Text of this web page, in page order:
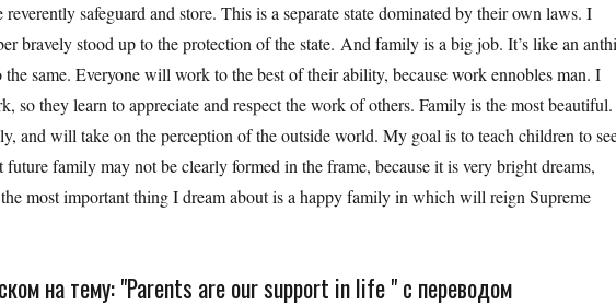
safeguard and store. This is a separate state dominated by their own laws. I
bravely stood up to the protection of the state. And family is a big job. It’s like an
same. Everyone will work to the best of their ability, because work ennobles man. I
so they learn to appreciate and respect the work of others. Family is the most
and will take on the perception of the outside world. My goal is to teach children to
family may not be clearly formed in the frame, because it is very bright dreams,
most important thing I dream about is a happy family in which will reign Supreme
на тему: "Parents are our support in life " с переводом